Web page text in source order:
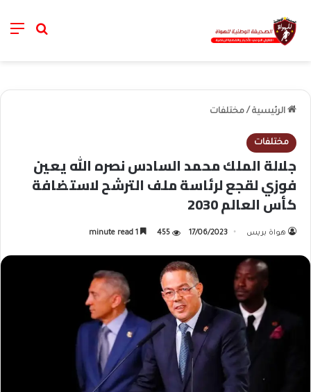
خانة
الرئيسية / مختلفات
مختلفات
جلالة الملك محمد السادس نصره الله يعين
فوزي لقجع لرئاسة ملف الترشح لاستضافة
كأس العالم 2030
هواة بريس 17/06/2023
455